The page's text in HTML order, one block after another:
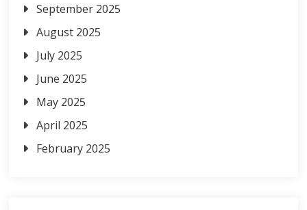
September 2025
August 2025
July 2025
June 2025
May 2025
April 2025
February 2025